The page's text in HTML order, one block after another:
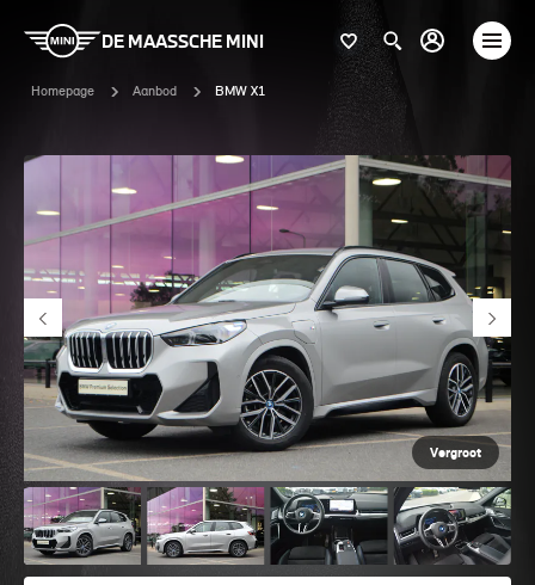
DE MAASSCHE MINI
Homepage Aanbod BMW X1
Vergroot